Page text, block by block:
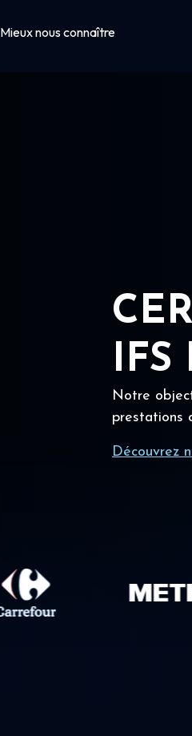
Mieux nous connaître
IFS
Notre
prestations
Découvrez